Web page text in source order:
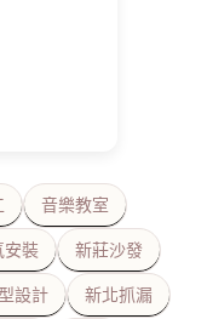
音樂教室
安裝 新莊沙發
設計 新北抓漏